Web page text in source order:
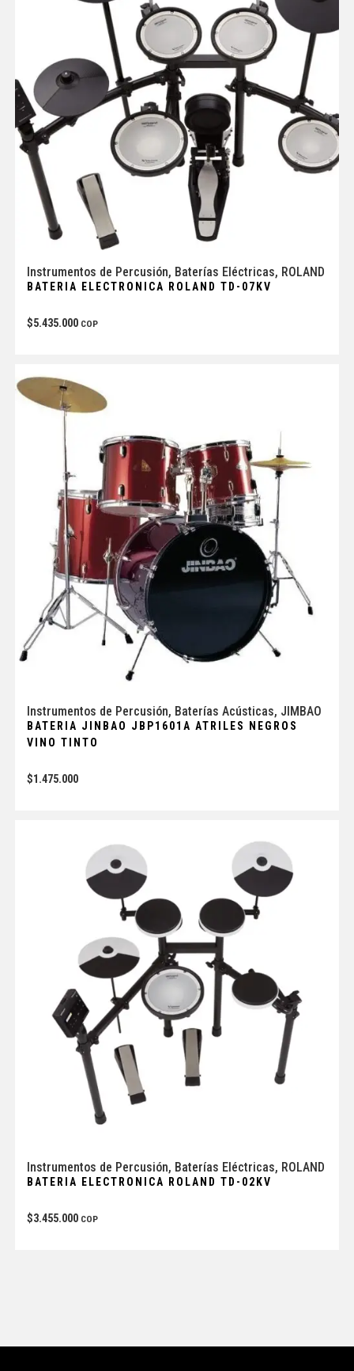
Instrumentos de Percusión, Baterías Eléctricas, ROLAND
BATERIA ELECTRONICA ROLAND TD-07KV
$5.435.000 COP
Instrumentos de Percusión, Baterías Acústicas, JIMBAO
BATERIA JINBAO JBP1601A ATRILES NEGROS
VINO TINTO
$1.475.000
Instrumentos de Percusión, Baterías Eléctricas, ROLAND
BATERIA ELECTRONICA ROLAND TD-02KV
$3.455.000 COP